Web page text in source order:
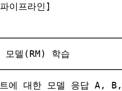
이프라인]
델(RM) 학습
에 대한 모델 응답 A,